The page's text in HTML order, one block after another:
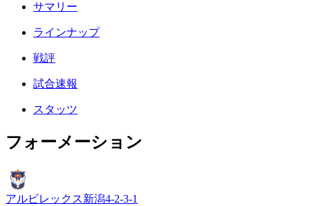
サマリー
ラインナップ
戦評
試合速報
スタッツ
フォーメーション
アルビレックス新潟4-2-3-1